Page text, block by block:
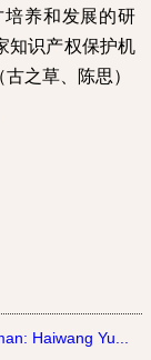
养和发展的研
知识产权保护机
之草、陈思）
Haiwang Yu...